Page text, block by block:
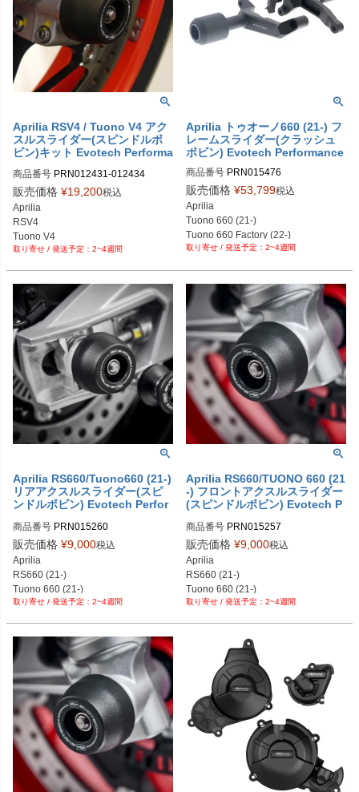
PRN012434-13
PRN012434-14
PRN012434-15
PRN012434-16
PRN012434-17
PRN012434-18
PRN012434-19
PRN012431-13
PRN012431-14
PRN012431-15
PRN012431-19
PRN012431-20
PRN012431-21
PRN012431-22
PRN012431-23
PRN012431-24
PRN012431-25
Aprilia RSV4 / Tuono V4 アク
スルスライダー(スピンドルボ
ビン)キット Evotech Performa
商品番号 PRN012431-012434
PRN012431-012434-01
PRN012431-012434-02
PRN012431-012434-03
PRN012431-012434-04
PRN012431-012434-05
PRN012431-012434-08
PRN012431-012434-09
PRN012431-012434-10
PRN012431-012434-11
PRN012431-012434-12
PRN012431-012434-13
PRN012431-012434-14
PRN012431-012434-15
PRN012431-012434-16
PRN012431-012434-17
PRN012431-012434-18
販売価格 ¥19,200税込
Aprilia
RSV4
Tuono V4
フロント + リアのセット。
2~4週間
Aprilia トゥオーノ660 (21-) フ
レームスライダー(クラッシュ
ボビン) Evotech Performance
商品番号 PRN015476
PRN015476-01
PRN015476-02
販売価格 ¥53,799税込
Aprilia
Tuono 660 (21-)
Tuono 660 Factory (22-)
2~4週間
Aprilia RS660/Tuono660 (21-)
リアアクスルスライダー(スピ
ンドルボビン) Evotech Perfor
商品番号 PRN015260
PRN015260-01
PRN015260-02
PRN015260-03
PRN015260-04
PRN015260-05
販売価格 ¥9,000税込
Aprilia
RS660 (21-)
Tuono 660 (21-)
2~4週間
Aprilia RS660/TUONO 660 (21
-) フロントアクスルスライダー
(スピンドルボビン) Evotech P
商品番号 PRN015257
PRN015257-01
PRN015257-02
PRN015257-03
PRN015257-04
販売価格 ¥9,000税込
Aprilia
RS660 (21-)
Tuono 660 (21-)
2~4週間